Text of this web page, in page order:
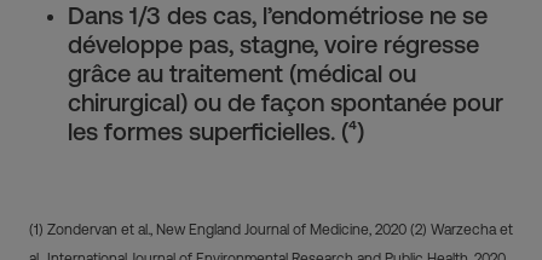
Dans 1/3 des cas, l’endométriose ne se
développe pas, stagne, voire régresse
grâce au traitement (médical ou
chirurgical) ou de façon spontanée pour
les formes superficielles. (⁴)
(1) Zondervan et al., New England Journal of Medicine, 2020 (2) Warzecha et